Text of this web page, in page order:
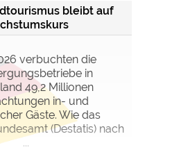
bleibt auf
verbuchten die
in
49,2 Millionen
in- und
Gäste. Wie das
(Destatis) nach
...